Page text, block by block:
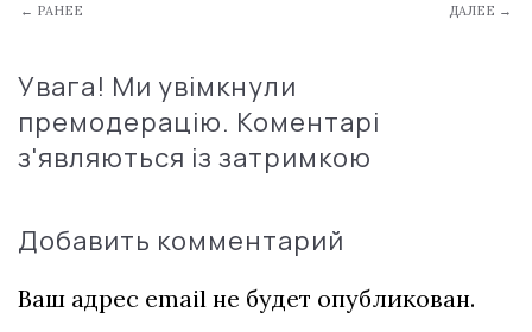
← РАНЕЕ ДАЛЕЕ →
Увага! Ми увімкнули
премодерацію. Коментарі
з'являються із затримкою
Добавить комментарий
Ваш адрес email не будет опубликован.